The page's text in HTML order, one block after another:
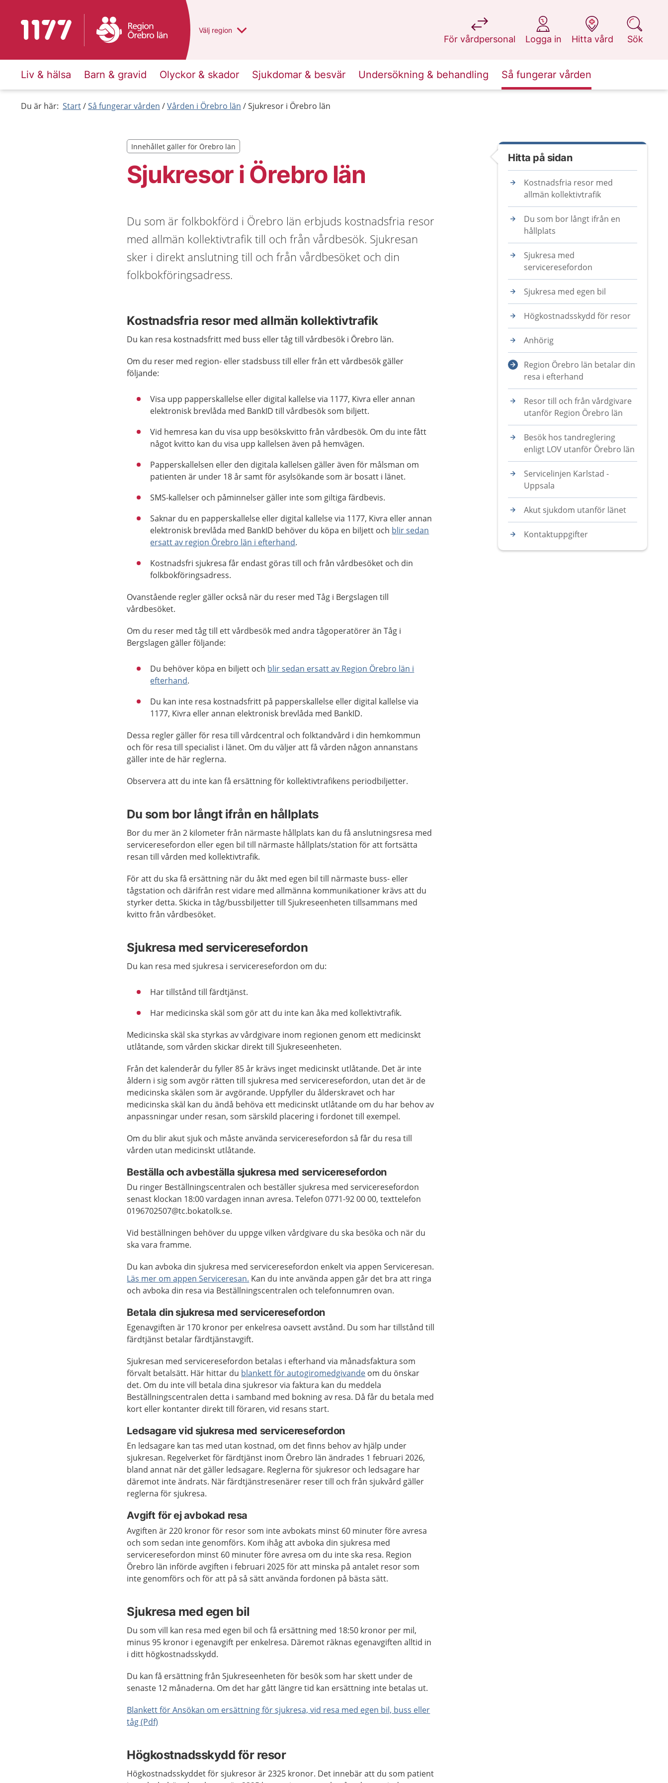
Till startsidan för 1177 Du har valt region
Välj en annan
region
För vårdpersonal
på 1177.se
Logga in
på 1177.se
Hitta vård
på 1177.se
Sök
på 1177.se
Liv & hälsa Barn & gravid Olyckor & skador Sjukdomar & besvär Undersökning & behandling Så fungerar vården
Du är här: Start Så fungerar vården Vården i Örebro län Sjukresor i Örebro län
Sjukresor i Örebro län
Innehållet gäller för Örebro län
Innehållet gäller för Örebro län
Du som är folkbokförd i Örebro län erbjuds kostnadsfria resor
med allmän kollektivtrafik till och från vårdbesök. Sjukresan
sker i direkt anslutning till och från vårdbesöket och din
folkbokföringsadress.
Kostnadsfria resor med allmän kollektivtrafik
Du kan resa kostnadsfritt med buss eller tåg till vårdbesök i Örebro län.
Om du reser med region- eller stadsbuss till eller från ett vårdbesök gäller
följande:
Visa upp papperskallelse eller digital kallelse via 1177, Kivra eller annan
elektronisk brevlåda med BankID till vårdbesök som biljett.
Vid hemresa kan du visa upp besökskvitto från vårdbesök. Om du inte fått
något kvitto kan du visa upp kallelsen även på hemvägen.
Papperskallelsen eller den digitala kallelsen gäller även för målsman om
patienten är under 18 år samt för asylsökande som är bosatt i länet.
SMS-kallelser och påminnelser gäller inte som giltiga färdbevis.
Saknar du en papperskallelse eller digital kallelse via 1177, Kivra eller annan
elektronisk brevlåda med BankID behöver du köpa en biljett och blir sedan
ersatt av region Örebro län i efterhand.
Kostnadsfri sjukresa får endast göras till och från vårdbesöket och din
folkbokföringsadress.
Ovanstående regler gäller också när du reser med Tåg i Bergslagen till
vårdbesöket.
Om du reser med tåg till ett vårdbesök med andra tågoperatörer än Tåg i
Bergslagen gäller följande:
Du behöver köpa en biljett och blir sedan ersatt av Region Örebro län i
efterhand.
Du kan inte resa kostnadsfritt på papperskallelse eller digital kallelse via
1177, Kivra eller annan elektronisk brevlåda med BankID.
Dessa regler gäller för resa till vårdcentral och folktandvård i din hemkommun
och för resa till specialist i länet. Om du väljer att få vården någon annanstans
gäller inte de här reglerna.
Observera att du inte kan få ersättning för kollektivtrafikens periodbiljetter.
Du som bor långt ifrån en hållplats
Bor du mer än 2 kilometer från närmaste hållplats kan du få anslutningsresa med
serviceresefordon eller egen bil till närmaste hållplats/station för att fortsätta
resan till vården med kollektivtrafik.
För att du ska få ersättning när du åkt med egen bil till närmaste buss- eller
tågstation och därifrån rest vidare med allmänna kommunikationer krävs att du
styrker detta. Skicka in tåg/bussbiljetter till Sjukreseenheten tillsammans med
kvitto från vårdbesöket.
Sjukresa med serviceresefordon
Du kan resa med sjukresa i serviceresefordon om du:
Har tillstånd till färdtjänst.
Har medicinska skäl som gör att du inte kan åka med kollektivtrafik.
Medicinska skäl ska styrkas av vårdgivare inom regionen genom ett medicinskt
utlåtande, som vården skickar direkt till Sjukreseenheten.
Från det kalenderår du fyller 85 år krävs inget medicinskt utlåtande. Det är inte
åldern i sig som avgör rätten till sjukresa med serviceresefordon, utan det är de
medicinska skälen som är avgörande. Uppfyller du ålderskravet och har
medicinska skäl kan du ändå behöva ett medicinskt utlåtande om du har behov av
anpassningar under resan, som särskild placering i fordonet till exempel.
Om du blir akut sjuk och måste använda serviceresefordon så får du resa till
vården utan medicinskt utlåtande.
Beställa och avbeställa sjukresa med serviceresefordon
Du ringer Beställningscentralen och beställer sjukresa med serviceresefordon
senast klockan 18:00 vardagen innan avresa. Telefon 0771-92 00 00, texttelefon
0196702507@tc.bokatolk.se.
Vid beställningen behöver du uppge vilken vårdgivare du ska besöka och när du
ska vara framme.
Du kan avboka din sjukresa med serviceresefordon enkelt via appen Serviceresan.
Läs mer om appen Serviceresan. Kan du inte använda appen går det bra att ringa
och avboka din resa via Beställningscentralen och telefonnumren ovan.
Betala din sjukresa med serviceresefordon
Egenavgiften är 170 kronor per enkelresa oavsett avstånd. Du som har tillstånd till
färdtjänst betalar färdtjänstavgift.
Sjukresan med serviceresefordon betalas i efterhand via månadsfaktura som
förvalt betalsätt. Här hittar du blankett för autogiromedgivande om du önskar
det. Om du inte vill betala dina sjukresor via faktura kan du meddela
Beställningscentralen detta i samband med bokning av resa. Då får du betala med
kort eller kontanter direkt till föraren, vid resans start.
Ledsagare vid sjukresa med serviceresefordon
En ledsagare kan tas med utan kostnad, om det finns behov av hjälp under
sjukresan. Regelverket för färdtjänst inom Örebro län ändrades 1 februari 2026,
bland annat när det gäller ledsagare. Reglerna för sjukresor och ledsagare har
däremot inte ändrats. När färdtjänstresenärer reser till och från sjukvård gäller
reglerna för sjukresa.
Avgift för ej avbokad resa
Avgiften är 220 kronor för resor som inte avbokats minst 60 minuter före avresa
och som sedan inte genomförs. Kom ihåg att avboka din sjukresa med
serviceresefordon minst 60 minuter före avresa om du inte ska resa. Region
Örebro län införde avgiften i februari 2025 för att minska på antalet resor som
inte genomförs och för att på så sätt använda fordonen på bästa sätt.
Sjukresa med egen bil
Du som vill kan resa med egen bil och få ersättning med 18:50 kronor per mil,
minus 95 kronor i egenavgift per enkelresa. Däremot räknas egenavgiften alltid in
i ditt högkostnadsskydd.
Du kan få ersättning från Sjukreseenheten för besök som har skett under de
senaste 12 månaderna. Om det har gått längre tid kan ersättning inte betalas ut.
Blankett för Ansökan om ersättning för sjukresa, vid resa med egen bil, buss eller
tåg (Pdf)
Högkostnadsskydd för resor
Högkostnadsskyddet för sjukresor är 2325 kronor. Det innebär att du som patient
Hitta på sidan
Kostnadsfria resor med
allmän kollektivtrafik
Du som bor långt ifrån en
hållplats
Sjukresa med
serviceresefordon
Sjukresa med egen bil
Högkostnadsskydd för resor
Anhörig
Region Örebro län betalar din
resa i efterhand
Resor till och från vårdgivare
utanför Region Örebro län
Besök hos tandreglering
enligt LOV utanför Örebro län
Servicelinjen Karlstad -
Uppsala
Akut sjukdom utanför länet
Kontaktuppgifter